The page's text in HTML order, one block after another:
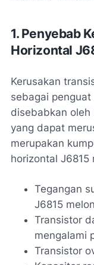
1. Penyebab
Horizontal
Kerusakan
sebagai
disebabkan
yang dapat
merupakan
horizontal J6815
Tegangan
J6815
Transistor
mengalami
Transistor